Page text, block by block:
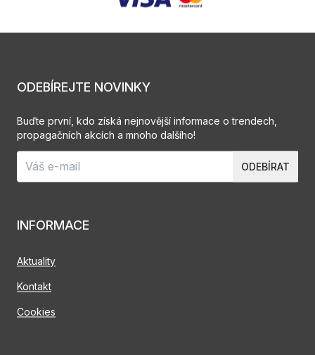
INFORMACE
Aktuality
Kontakt
Cookies
ODEBÍREJTE NOVINKY
Buďte první, kdo získá nejnovější informace o trendech,
propagačních akcích a mnoho dalšího!
ODEBÍRAT